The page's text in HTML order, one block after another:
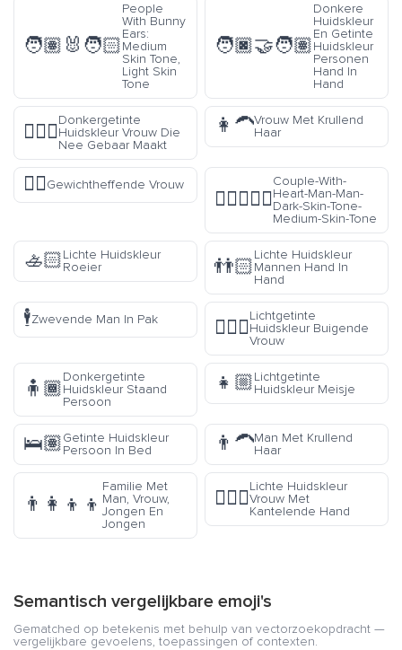
🧑🏽‍🐰‍🧑🏻
People
With Bunny
Ears:
Medium
Skin Tone,
Light Skin
Tone
🧑🏿‍🤝‍🧑🏽
Donkere
Huidskleur
En Getinte
Huidskleur
Personen
Hand In
Hand
🙅🏾‍♀️
Donkergetinte
Huidskleur Vrouw Die
Nee Gebaar Maakt
👩‍🦱Vrouw Met Krullend
Haar
🏋️‍♀️Gewichtheffende Vrouw
👨🏿‍❤️‍👨🏽
Couple-With-
Heart-Man-Man-
Dark-Skin-Tone-
Medium-Skin-Tone
🚣🏻Lichte Huidskleur
Roeier
👬🏻
Lichte Huidskleur
Mannen Hand In
Hand
🕴️Zwevende Man In Pak 🙇🏼‍♀️
Lichtgetinte
Huidskleur Buigende
Vrouw
🧍🏾
Donkergetinte
Huidskleur Staand
Persoon
👧🏼Lichtgetinte
Huidskleur Meisje
🛌🏽Getinte Huidskleur
Persoon In Bed
👨‍🦱Man Met Krullend
Haar
👨‍👩‍👦‍👦
Familie Met
Man, Vrouw,
Jongen En
Jongen
💁🏻‍♀️
Lichte Huidskleur
Vrouw Met
Kantelende Hand
Semantisch vergelijkbare emoji's
Gematched op betekenis met behulp van vectorzoekopdracht —
vergelijkbare gevoelens, toepassingen of contexten.